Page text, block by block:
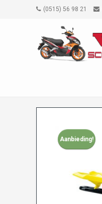
(0515) 56 98 21
Aanbieding!